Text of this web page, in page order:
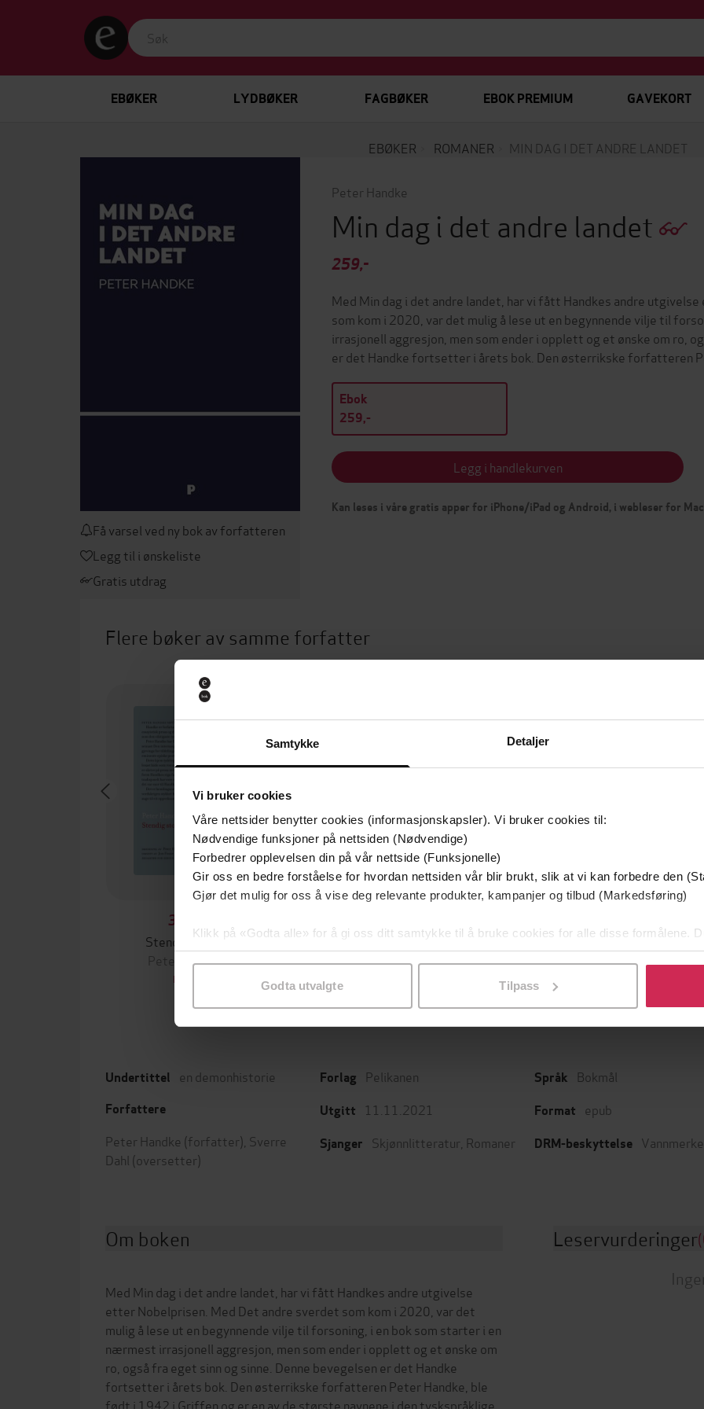
Samtykke Detaljer
Vi bruker cookies
Våre nettsider benytter cookies (informasjonskapsler). Vi bruker cookies til:
Nødvendige funksjoner på nettsiden (Nødvendige)
Forbedrer opplevelsen din på vår nettside (Funksjonelle)
Gir oss en bedre forståelse for hvordan nettsiden vår blir brukt, slik at vi kan forbedre den
Gjør det mulig for oss å vise deg relevante produkter, kampanjer og tilbud (Markedsføring)
Klikk på «Godta alle» for å gi oss ditt samtykke til å bruke cookies for alle disse formålene.
samtykke til spesifikke formål ved å klikke på «Tilpass». Du kan når som helst trekke
Godta utvalgte Tilpass
EBØKER LYDBØKER FAGBØKER EBOK PREMIUM GAVEKORT
EBØKER ROMANER MIN DAG I DET ANDRE LANDET
Få varsel ved ny bok av forfatteren
Legg til i ønskeliste
Gratis utdrag
Peter Handke
Min dag i det andre landet
259,-
Med Min dag i det andre landet, har vi fått Handkes andre
som kom i 2020, var det mulig å lese ut en begynnende vilje til
irrasjonell aggresjon, men som ender i opplett og et ønske om ro,
er det Handke fortsetter i årets bok. Den østerrikske forfatteren
Ebok
259,-
Legg i handlekurven
Kan leses i våre gratis apper for iPhone/iPad og Android, i webleser for
Flere bøker av samme forfatter
329,-
Stendig storm
Peter Handke
EBOK
Det store fallet
Peter Handke
Mitt år i Ingenmannsbukten
Peter Handke
Undertittel en demonhistorie
Forfattere
Peter Handke (forfatter), Sverre
Dahl (oversetter)
Forlag Pelikanen
Utgitt 11.11.2021
Sjanger Skjønnlitteratur Romaner
Språk Bokmål
Format epub
DRM-beskyttelse
Om boken
Med Min dag i det andre landet, har vi fått Handkes andre utgivelse
etter Nobelprisen. Med Det andre sverdet som kom i 2020, var det
mulig å lese ut en begynnende vilje til forsoning, i en bok som starter i en
nærmest irrasjonell aggresjon, men som ender i opplett og et ønske om
ro, også fra eget sinn og sinne. Denne bevegelsen er det Handke
fortsetter i årets bok. Den østerrikske forfatteren Peter Handke, ble
født i 1942 i Griffen og er en av de største navnene i den tyskspråklige
Leservurderinger